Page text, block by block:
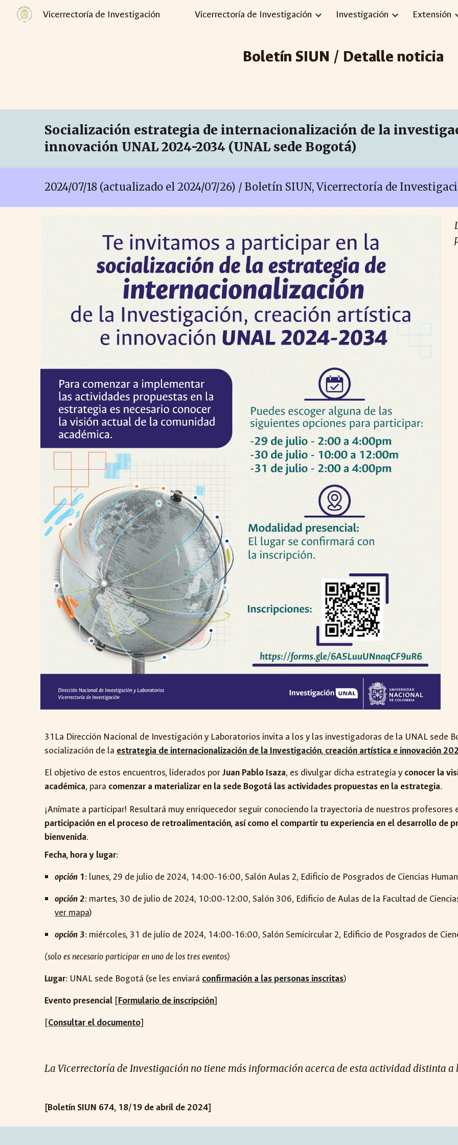
Skip to main content Skip to
Vicerrectoría de Investigación Vicerrectoría de Investigación Investigación Extensión
Boletín SIUN / Detalle noticia
Socialización estrategia de internacionalización de la
innovación UNAL 2024-2034 (UNAL sede Bogotá)
2024/07/18 (actualizado el 2024/07/26) / Boletín SIUN, Vicerrectoría de
31 La Dirección Nacional de Investigación y Laboratorios invita a los y las investigadoras de la UNAL sede
socialización de la estrategia de internacionalización de la Investigación, creación artística e innovación
El objetivo de estos encuentros, liderados porJuan Pablo Isaza, es divulgar dicha estrategia y conocer la
académica, para comenzar a materializar en la sede Bogotá las actividades propuestas en la estrategia.
¡Anímate a participar! Resultará muy enriquecedor seguir conociendo la trayectoria de nuestros
participación en el proceso de retroalimentación, así como el compartir tu experiencia en el desarrollo de
bienvenida.
Fecha, hora y lugar:
opción 1: lunes, 29 de julio de 2024, 14:00-16:00, Salón Aulas 2, Edificio de Posgrados de Ciencias H
opción2: martes, 30 de julio de 2024, 10:00-12:00, Salón 306, Edificio de Aulas de la Facultad de
ver mapa)
opción3: miércoles, 31 de julio de 2024, 14:00-16:00, Salón Semicircular 2, Edificio de Posgrados de
(solo es necesario participar en uno de los tres eventos)
Lugar: UNAL sede Bogotá (se les enviará confirmación a las personas inscritas)
Evento presencial [Formulario de inscripción]
[Consultar el documento]
La Vicerrectoría de Investigación no tiene más información acerca de esta actividad distinta a
[Boletín SIUN 674, 18/19 de abril de 2024]